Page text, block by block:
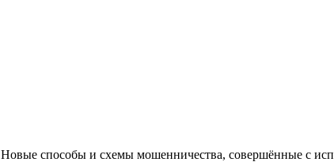
Новые способы и схемы мошенничества, совершённые с